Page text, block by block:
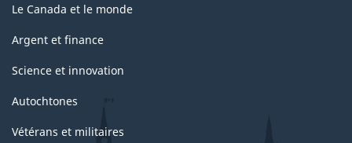
Le Canada et le monde
Argent et finance
Science et innovation
Autochtones
Vétérans et militaires